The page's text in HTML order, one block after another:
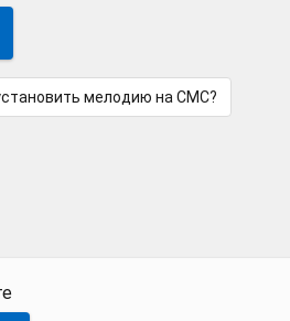
мелодию на СМС?